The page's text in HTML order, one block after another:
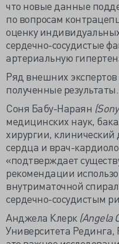
что новые данные
по вопросам
оценку
сердечно-сосудистые
артериальную
Ряд внешних
полученные результаты.
Соня Бабу-Нараян
медицинских наук,
хирургии, клинический
сердца и врач-
«подтверждает
рекомендации
внутриматочной
сердечно-сосудистым
Анджела Клерк (Angela
Университета Рединга,